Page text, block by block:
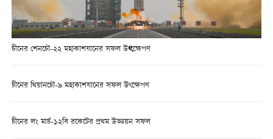
চীনের শেনচৌ-২২ মহাকাশযানের সফল উৎক্ষেপণ
চীনের থিয়ানচৌ-৯ মহাকাশযানের সফল উৎক্ষেপণ
চীনের লং মার্চ-১২বি রকেটের প্রথম উড্ডয়ন সফল